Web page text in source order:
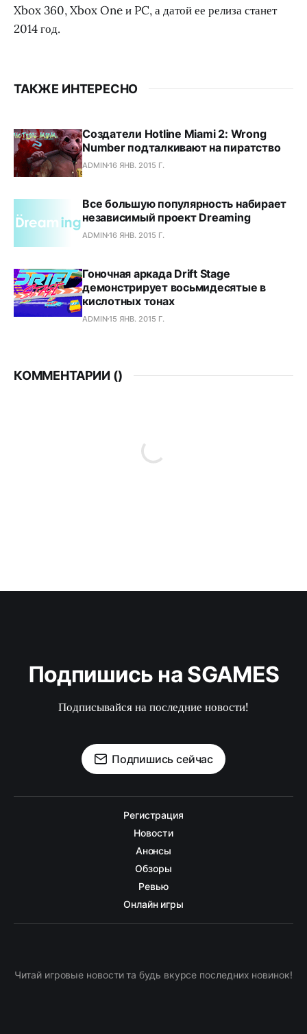
Xbox 360, Xbox One и PC, а датой ее релиза станет
2014 год.
ТАКЖЕ ИНТЕРЕСНО
Создатели Hotline Miami 2: Wrong
Number подталкивают на пиратство
ADMIN16 ЯНВ. 2015 Г.
Все большую популярность набирает
независимый проект Dreaming
ADMIN16 ЯНВ. 2015 Г.
Гоночная аркада Drift Stage
демонстрирует восьмидесятые в
кислотных тонах
ADMIN15 ЯНВ. 2015 Г.
КОММЕНТАРИИ ()
Подпишись на SGAMES
Подписывайся на последние новости!
Подпишись сейчас
Регистрация
Новости
Анонсы
Обзоры
Ревью
Онлайн игры
Читай игровые новости та будь вкурсе последних новинок!